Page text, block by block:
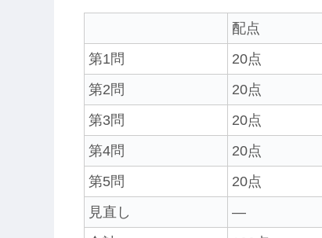
配点
第1問
20点
第2問
20点
第3問
20点
第4問
20点
第5問
20点
見直し
―